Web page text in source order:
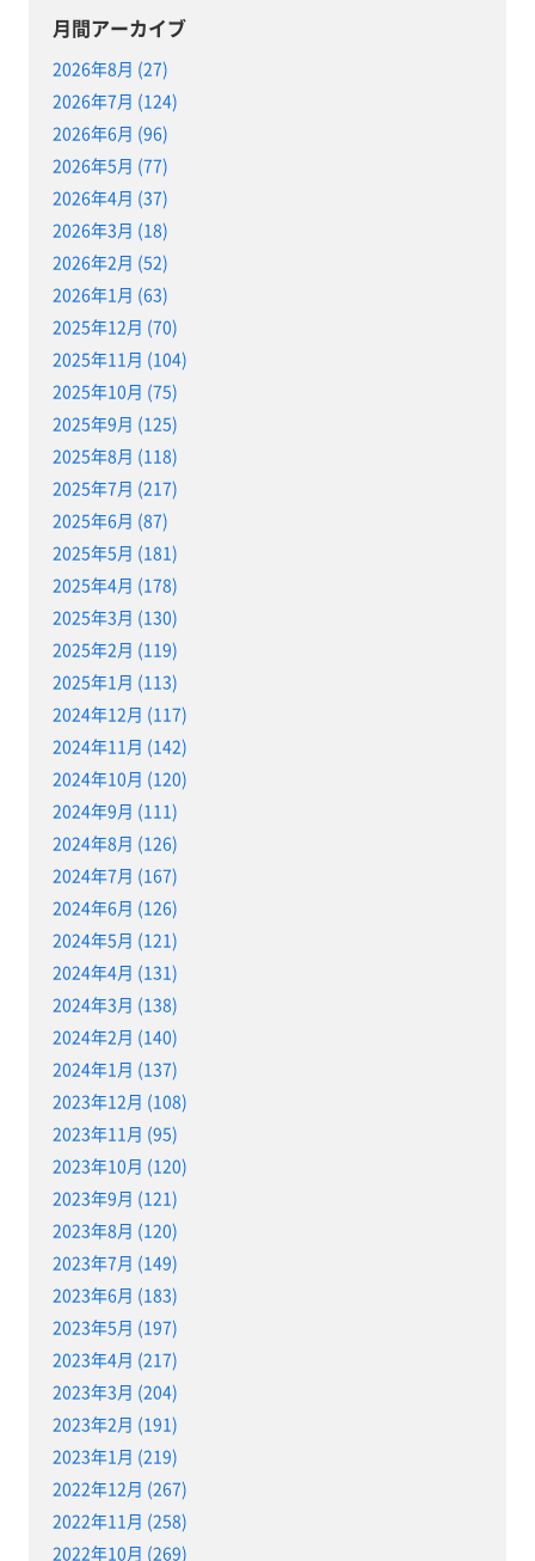
月間アーカイブ
2026年8月 (27)
2026年7月 (124)
2026年6月 (96)
2026年5月 (77)
2026年4月 (37)
2026年3月 (18)
2026年2月 (52)
2026年1月 (63)
2025年12月 (70)
2025年11月 (104)
2025年10月 (75)
2025年9月 (125)
2025年8月 (118)
2025年7月 (217)
2025年6月 (87)
2025年5月 (181)
2025年4月 (178)
2025年3月 (130)
2025年2月 (119)
2025年1月 (113)
2024年12月 (117)
2024年11月 (142)
2024年10月 (120)
2024年9月 (111)
2024年8月 (126)
2024年7月 (167)
2024年6月 (126)
2024年5月 (121)
2024年4月 (131)
2024年3月 (138)
2024年2月 (140)
2024年1月 (137)
2023年12月 (108)
2023年11月 (95)
2023年10月 (120)
2023年9月 (121)
2023年8月 (120)
2023年7月 (149)
2023年6月 (183)
2023年5月 (197)
2023年4月 (217)
2023年3月 (204)
2023年2月 (191)
2023年1月 (219)
2022年12月 (267)
2022年11月 (258)
2022年10月 (269)